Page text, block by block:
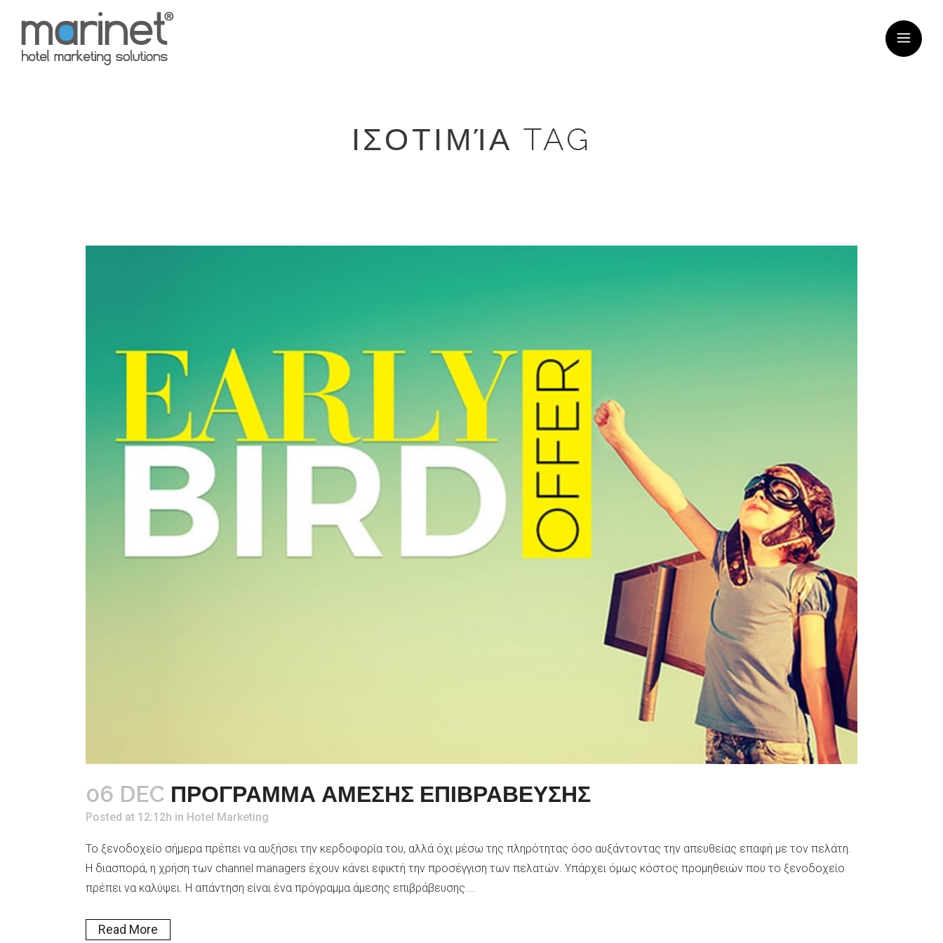
ΙΣΟΤΙΜΊΑ TAG
06 DEC ΠΡΟΓΡΑΜΜΑ ΑΜΕΣΗΣ ΕΠΙΒΡΑΒΕΥΣΗΣ
Posted at 12:12h in Hotel Marketing
Το ξενοδοχείο σήμερα πρέπει να αυξήσει την κερδοφορία του, αλλά όχι μέσω της πληρότητας όσο αυξάντοντας την απευθείας επαφή με τον πελάτη.
Η διασπορά, η χρήση των channel managers έχουν κάνει εφικτή την προσέγγιση των πελατών. Υπάρχει όμως κόστος προμηθειών που το ξενοδοχείο
πρέπει να καλύψει. Η απάντηση είναι ένα πρόγραμμα άμεσης επιβράβευσης....
Read More